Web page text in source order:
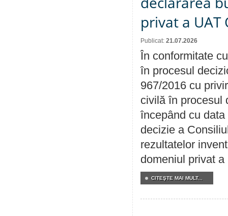
privat a UAT
Publicat: 21.07.2026
În conformitate
în procesul
967/2016 cu
civilă în procesul
începând cu
decizie a
rezultatelor
domeniul privat a
CITEŞTE MAI MULT...